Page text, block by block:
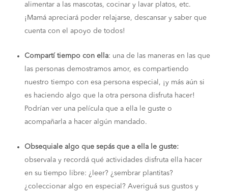
alimentar a las mascotas, cocinar y lavar platos, etc.
¡Mamá apreciará poder relajarse, descansar y saber que
cuenta con el apoyo de todos!
Compartí tiempo con ella: una de las maneras en las que
las personas demostramos amor, es compartiendo
nuestro tiempo con esa persona especial, ¡y más aún si
es haciendo algo que la otra persona disfruta hacer!
Podrían ver una película que a ella le guste o
acompañarla a hacer algún mandado.
Obsequiale algo que sepás que a ella le guste:
observala y recordá qué actividades disfruta ella hacer
en su tiempo libre: ¿leer? ¿sembrar plantitas?
¿coleccionar algo en especial? Averiguá sus gustos y